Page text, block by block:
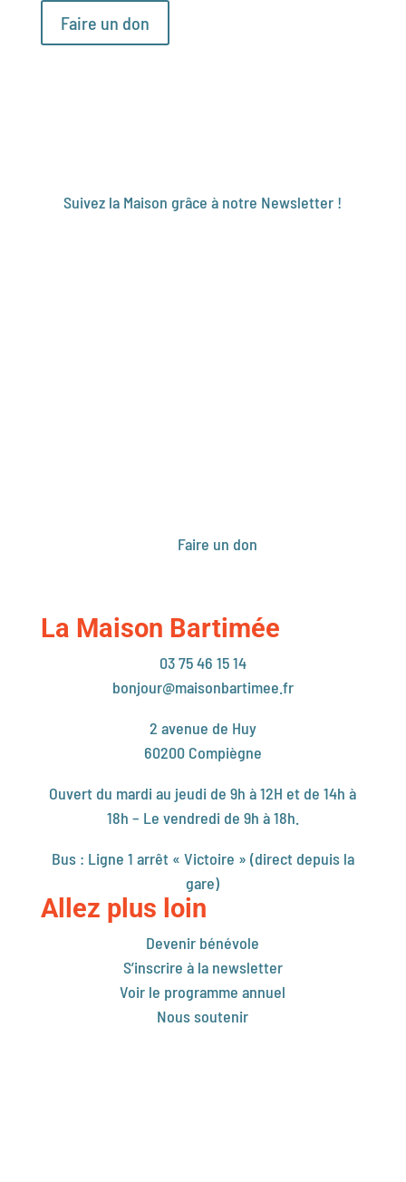
Faire un don
Suivez la Maison grâce à notre Newsletter !
Faire un don
La Maison Bartimée
03 75 46 15 14
bonjour@maisonbartimee.fr
2 avenue de Huy
60200 Compiègne
Ouvert du mardi au jeudi de 9h à 12H et de 14h à
18h – Le vendredi de 9h à 18h.
Bus : Ligne 1 arrêt « Victoire » (direct depuis la
gare)
Allez plus loin
Devenir bénévole
S’inscrire à la newsletter
Voir le programme annuel
Nous soutenir